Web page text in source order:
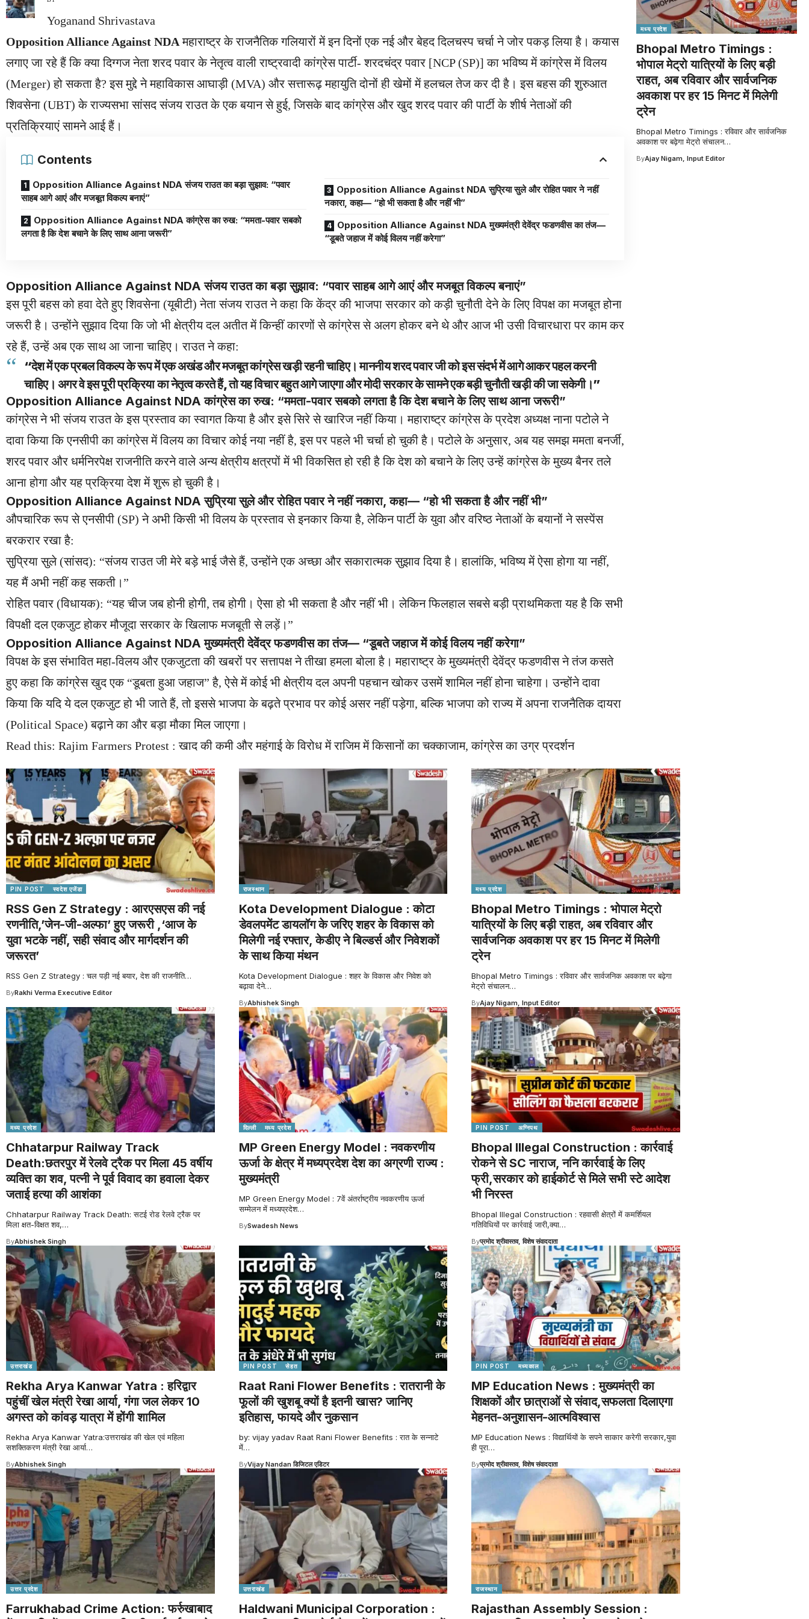
Yoganand Shrivastava
Opposition Alliance Against NDAमहाराष्ट्र के राजनैतिक गलियारों में इन दिनों एक नई और बेहद दिलचस्प चर्चा ने जोर पकड़ लिया है। कयास
लगाए जा रहे हैं कि क्या दिग्गज नेता शरद पवार के नेतृत्व वाली राष्ट्रवादी कांग्रेस पार्टी- शरदचंद्र पवार [NCP (SP)] का भविष्य में कांग्रेस में विलय
(Merger) हो सकता है? इस मुद्दे ने महाविकास आघाड़ी (MVA) और सत्तारूढ़ महायुति दोनों ही खेमों में हलचल तेज कर दी है। इस बहस की शुरुआत
शिवसेना (UBT) के राज्यसभा सांसद संजय राउत के एक बयान से हुई, जिसके बाद कांग्रेस और खुद शरद पवार की पार्टी के शीर्ष नेताओं की
प्रतिक्रियाएं सामने आई हैं।
Contents
Opposition Alliance Against NDA संजय राउत का बड़ा सुझाव: “पवार
साहब आगे आएं और मजबूत विकल्प बनाएं”
Opposition Alliance Against NDA कांग्रेस का रुख: “ममता-पवार सबको
लगता है कि देश बचाने के लिए साथ आना जरूरी”
Opposition Alliance Against NDA सुप्रिया सुले और रोहित पवार ने नहीं
नकारा, कहा— “हो भी सकता है और नहीं भी”
Opposition Alliance Against NDA मुख्यमंत्री देवेंद्र फडणवीस का तंज—
“डूबते जहाज में कोई विलय नहीं करेगा”
Opposition Alliance Against NDA संजय राउत का बड़ा सुझाव: “पवार साहब आगे आएं और मजबूत विकल्प बनाएं”
इस पूरी बहस को हवा देते हुए शिवसेना (यूबीटी) नेता संजय राउत ने कहा कि केंद्र की भाजपा सरकार को कड़ी चुनौती देने के लिए विपक्ष का मजबूत होना
जरूरी है। उन्होंने सुझाव दिया कि जो भी क्षेत्रीय दल अतीत में किन्हीं कारणों से कांग्रेस से अलग होकर बने थे और आज भी उसी विचारधारा पर काम कर
रहे हैं, उन्हें अब एक साथ आ जाना चाहिए। राउत ने कहा:
“देश में एक प्रबल विकल्प के रूप में एक अखंड और मजबूत कांग्रेस खड़ी रहनी चाहिए। माननीय शरद पवार जी को इस संदर्भ में आगे आकर पहल करनी
चाहिए। अगर वे इस पूरी प्रक्रिया का नेतृत्व करते हैं, तो यह विचार बहुत आगे जाएगा और मोदी सरकार के सामने एक बड़ी चुनौती खड़ी की जा सकेगी।”
Opposition Alliance Against NDA कांग्रेस का रुख: “ममता-पवार सबको लगता है कि देश बचाने के लिए साथ आना जरूरी”
कांग्रेस ने भी संजय राउत के इस प्रस्ताव का स्वागत किया है और इसे सिरे से खारिज नहीं किया। महाराष्ट्र कांग्रेस के प्रदेश अध्यक्ष नाना पटोले ने
दावा किया कि एनसीपी का कांग्रेस में विलय का विचार कोई नया नहीं है, इस पर पहले भी चर्चा हो चुकी है। पटोले के अनुसार, अब यह समझ ममता बनर्जी,
शरद पवार और धर्मनिरपेक्ष राजनीति करने वाले अन्य क्षेत्रीय क्षत्रपों में भी विकसित हो रही है कि देश को बचाने के लिए उन्हें कांग्रेस के मुख्य बैनर तले
आना होगा और यह प्रक्रिया देश में शुरू हो चुकी है।
Opposition Alliance Against NDAसुप्रिया सुले और रोहित पवार ने नहीं नकारा, कहा— “हो भी सकता है और नहीं भी”
औपचारिक रूप से एनसीपी (SP) ने अभी किसी भी विलय के प्रस्ताव से इनकार किया है, लेकिन पार्टी के युवा और वरिष्ठ नेताओं के बयानों ने सस्पेंस
बरकरार रखा है:
सुप्रिया सुले (सांसद): “संजय राउत जी मेरे बड़े भाई जैसे हैं, उन्होंने एक अच्छा और सकारात्मक सुझाव दिया है। हालांकि, भविष्य में ऐसा होगा या नहीं,
यह मैं अभी नहीं कह सकती।”
रोहित पवार (विधायक): “यह चीज जब होनी होगी, तब होगी। ऐसा हो भी सकता है और नहीं भी। लेकिन फिलहाल सबसे बड़ी प्राथमिकता यह है कि सभी
विपक्षी दल एकजुट होकर मौजूदा सरकार के खिलाफ मजबूती से लड़ें।”
Opposition Alliance Against NDA मुख्यमंत्री देवेंद्र फडणवीस का तंज— “डूबते जहाज में कोई विलय नहीं करेगा”
विपक्ष के इस संभावित महा-विलय और एकजुटता की खबरों पर सत्तापक्ष ने तीखा हमला बोला है। महाराष्ट्र के मुख्यमंत्री देवेंद्र फडणवीस ने तंज कसते
हुए कहा कि कांग्रेस खुद एक “डूबता हुआ जहाज” है, ऐसे में कोई भी क्षेत्रीय दल अपनी पहचान खोकर उसमें शामिल नहीं होना चाहेगा। उन्होंने दावा
किया कि यदि ये दल एकजुट हो भी जाते हैं, तो इससे भाजपा के बढ़ते प्रभाव पर कोई असर नहीं पड़ेगा, बल्कि भाजपा को राज्य में अपना राजनैतिक दायरा
(Political Space) बढ़ाने का और बड़ा मौका मिल जाएगा।
Read this: Rajim Farmers Protest : खाद की कमी और महंगाई के विरोध में राजिम में किसानों का चक्काजाम, कांग्रेस का उग्र प्रदर्शन
मध्य प्रदेश
Bhopal Metro Timings :
भोपाल मेट्रो यात्रियों के लिए बड़ी
राहत, अब रविवार और सार्वजनिक
अवकाश पर हर 15 मिनट में मिलेगी
ट्रेन
Bhopal Metro Timings : रविवार और सार्वजनिक
अवकाश पर बढ़ेगा मेट्रो संचालन…
ByAjay Nigam, Input Editor
PIN POST स्वदेश एजेंडा
RSS Gen Z Strategy : आरएसएस की नई
रणनीति,’जेन-जी-अल्फा’ हुए जरूरी ,‘आज के
युवा भटके नहीं, सही संवाद और मार्गदर्शन की
जरूरत’
RSS Gen Z Strategy : चल पड़ी नई बयार, देश की राजनीति…
ByRakhi Verma Executive Editor
राजस्थान
Kota Development Dialogue : कोटा
डेवलपमेंट डायलॉग के जरिए शहर के विकास को
मिलेगी नई रफ्तार, केडीए ने बिल्डर्स और निवेशकों
के साथ किया मंथन
Kota Development Dialogue : शहर के विकास और निवेश को
बढ़ावा देने…
ByAbhishek Singh
मध्य प्रदेश
Bhopal Metro Timings : भोपाल मेट्रो
यात्रियों के लिए बड़ी राहत, अब रविवार और
सार्वजनिक अवकाश पर हर 15 मिनट में मिलेगी
ट्रेन
Bhopal Metro Timings : रविवार और सार्वजनिक अवकाश पर बढ़ेगा
मेट्रो संचालन…
ByAjay Nigam, Input Editor
मध्य प्रदेश
Chhatarpur Railway Track
Death:छतरपुर में रेलवे ट्रैक पर मिला 45 वर्षीय
व्यक्ति का शव, पत्नी ने पूर्व विवाद का हवाला देकर
जताई हत्या की आशंका
Chhatarpur Railway Track Death: सटई रोड रेलवे ट्रैक पर
मिला क्षत-विक्षत शव,…
ByAbhishek Singh
दिल्ली मध्य प्रदेश
MP Green Energy Model : नवकरणीय
ऊर्जा के क्षेत्र में मध्यप्रदेश देश का अग्रणी राज्य :
मुख्यमंत्री
MP Green Energy Model : 7वें अंतर्राष्ट्रीय नवकरणीय ऊर्जा
सम्मेलन में मध्यप्रदेश…
BySwadesh News
PIN POST अग्निपथ
Bhopal Illegal Construction : कार्रवाई
रोकने से SC नाराज, ननि कार्रवाई के लिए
फ्री,सरकार को हाईकोर्ट से मिले सभी स्टे आदेश
भी निरस्त
Bhopal Illegal Construction : रहवासी क्षेत्रों में कमर्शियल
गतिविधियों पर कार्रवाई जारी,क्या…
Byप्रमोद श्रीवास्तव, विशेष संवाददाता
उत्तराखंड
Rekha Arya Kanwar Yatra : हरिद्वार
पहुंचीं खेल मंत्री रेखा आर्या, गंगा जल लेकर 10
अगस्त को कांवड़ यात्रा में होंगी शामिल
Rekha Arya Kanwar Yatra:उत्तराखंड की खेल एवं महिला
सशक्तिकरण मंत्री रेखा आर्या…
ByAbhishek Singh
PIN POST सेहत
Raat Rani Flower Benefits : रातरानी के
फूलों की खुशबू क्यों है इतनी खास? जानिए
इतिहास, फायदे और नुकसान
by: vijay yadav Raat Rani Flower Benefits : रात के सन्नाटे
में…
ByVijay Nandan डिजिटल एडिटर
PIN POST मध्यकाल
MP Education News : मुख्यमंत्री का
शिक्षकों और छात्राओं से संवाद,सफलता दिलाएगा
मेहनत-अनुशासन-आत्मविश्वास
MP Education News : विद्यार्थियों के सपने साकार करेगी सरकार,युवा
ही पूरा…
Byप्रमोद श्रीवास्तव, विशेष संवाददाता
उत्तर प्रदेश
Farrukhabad Crime Action: फर्रुखाबाद
उत्तराखंड
Haldwani Municipal Corporation :
राजस्थान
Rajasthan Assembly Session :